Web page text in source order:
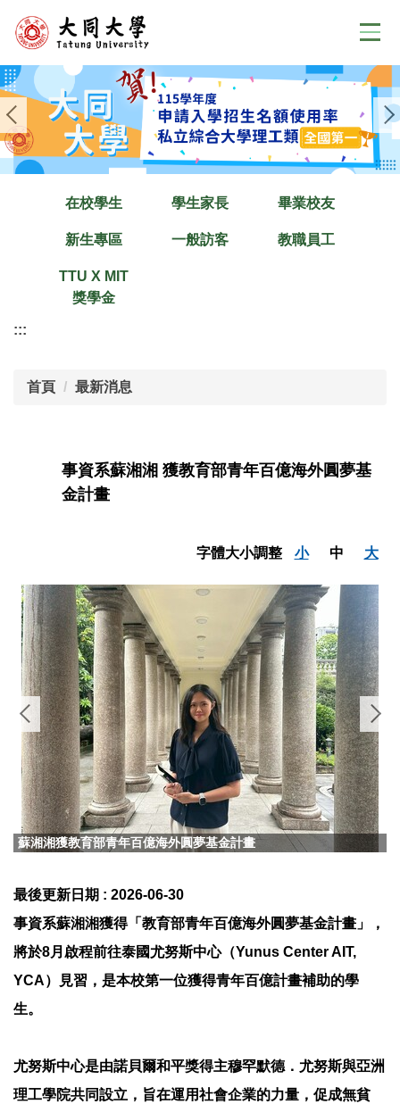
到
要
內
容
區
在校學生 學生家長 畢業校友
新生專區 一般訪客 教職員工
TTU X MIT
獎學金
:::
首頁 最新消息
事資系蘇湘湘 獲教育部青年百億海外圓夢基
金計畫
字體大小調整 小 中 大
蘇湘湘獲教育部青年百億海外圓夢基金計畫
最後更新日期 : 2026-06-30
事資系蘇湘湘獲得「教育部青年百億海外圓夢基金計畫」，
將於8月啟程前往泰國尤努斯中心（Yunus Center AIT,
YCA）見習，是本校第一位獲得青年百億計畫補助的學
生。
尤努斯中心是由諾貝爾和平獎得主穆罕默德．尤努斯與亞洲
理工學院共同設立，旨在運用社會企業的力量，促成無貧